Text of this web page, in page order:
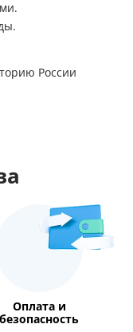
России
Оплата и
безопасность